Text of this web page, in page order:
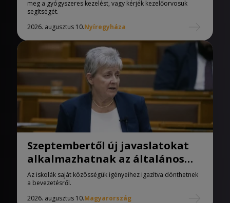
meg a gyógyszeres kezelést, vagy kérjék kezelőorvosuk
segítségét.
2026. augusztus 10.Nyíregyháza
Szeptembertől új javaslatokat
alkalmazhatnak az általános
iskolák
Az iskolák saját közösségük igényeihez igazítva dönthetnek
a bevezetésről.
2026. augusztus 10.Magyarország